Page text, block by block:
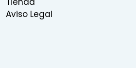
Aviso Legal